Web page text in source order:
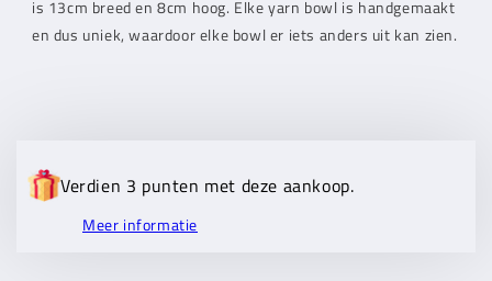
is 13cm breed en 8cm hoog. Elke yarn bowl is handgemaakt
en dus uniek, waardoor elke bowl er iets anders uit kan zien.
Verdien 3 punten met deze aankoop.
Meer informatie